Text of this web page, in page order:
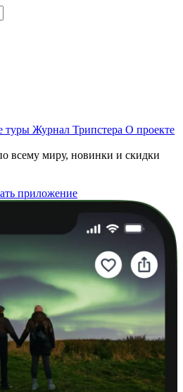
туры Журнал Трипстера О проекте
всему миру, новинки и скидки
приложение